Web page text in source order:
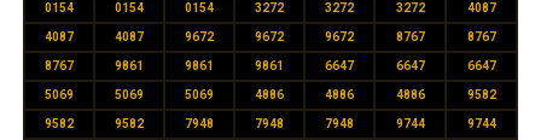
0154 0154 0154 3272 3272 3272 4087
4087 4087 9672 9672 9672 8767 8767
8767 9861 9861 9861 6647 6647 6647
5069 5069 5069 4886 4886 4886 9582
9582 9582 7948 7948 7948 9744 9744